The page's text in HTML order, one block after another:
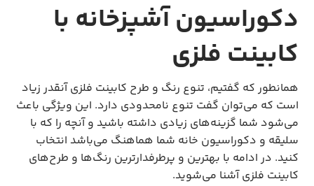
دکوراسیون آشپزخانه با
کابینت فلزی
همانطور که گفتیم، تنوع رنگ و طرح کابینت فلزی آنقدر زیاد
است که می‌توان گفت تنوع نامحدودی دارد. این ویژگی باعث
می‌شود شما گزینه‌های زیادی داشته باشید و آنچه را که با
سلیقه و دکوراسیون خانه شما هماهنگ می‌باشد انتخاب
کنید. در ادامه با بهترین و پرطرفدارترین رنگ‌ها و طرح‌های
کابینت فلزی آشنا می‌شوید.